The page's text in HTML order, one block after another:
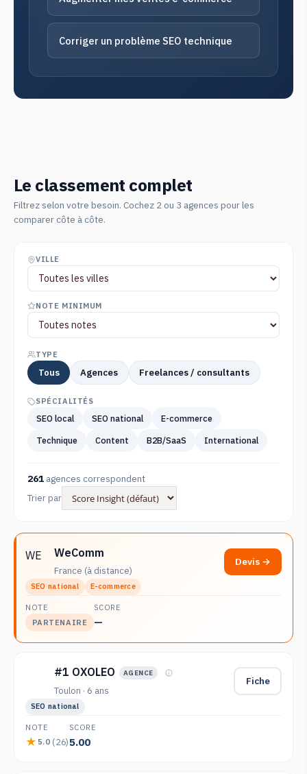
Corriger un problème SEO technique
Le classement complet
Filtrez selon votre besoin. Cochez 2 ou 3 agences pour les
comparer côte à côte.
VILLE
NOTE MINIMUM
TYPE
Tous Agences Freelances / consultants
SPÉCIALITÉS
SEO local SEO national E-commerce
Technique Content B2B/SaaS International
261 agences correspondent
Trier par
WE WeComm
France (à distance)
Devis →
SEO national E-commerce
NOTE
PARTENAIRE
SCORE
—
#1 OXOLEO AGENCE
Toulon · 6 ans
Fiche
SEO national
NOTE
5.0 (26)
SCORE
5.00